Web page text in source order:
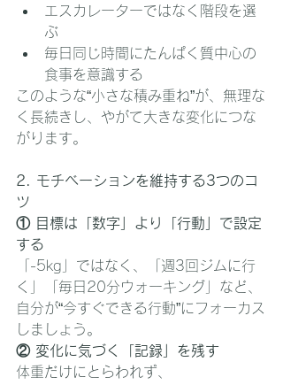
エスカレーターではなく階段を選
ぶ
毎日同じ時間にたんぱく質中心の
食事を意識する
このような“小さな積み重ね”が、無理な
く長続きし、やがて大きな変化につな
がります。
2. モチベーションを維持する3つのコ
ツ
① 目標は「数字」より「行動」で設定
する
「-5kg」ではなく、「週3回ジムに行
く」「毎日20分ウォーキング」など、
自分が“今すぐできる行動”にフォーカス
しましょう。
② 変化に気づく「記録」を残す
体重だけにとらわれず、